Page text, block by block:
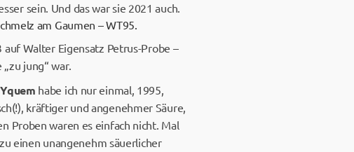
sein. Und das war sie 2021 auch.
am Gaumen – WT95.
Walter Eigensatz Petrus-Probe –
jung“ war.
Yquem habe ich nur einmal, 1995,
kräftiger und angenehmer Säure,
Proben waren es einfach nicht. Mal
einen unangenehm säuerlicher